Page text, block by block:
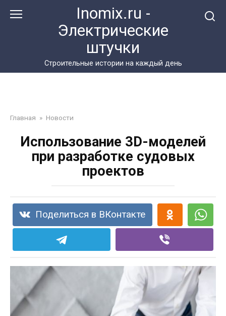
Inomix.ru -
Электрические
штучки
Cтроительные истории на каждый день
Главная » Новости
Использование 3D-моделей
при разработке судовых
проектов
Поделиться в ВКонтакте